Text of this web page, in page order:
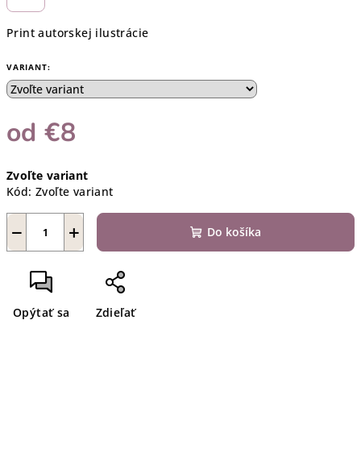
Print autorskej ilustrácie
VARIANT:
od€8
cena:
Zvoľte variant
Kód: Zvoľte variant
+
− Do košíka
Opýtať sa Zdieľať